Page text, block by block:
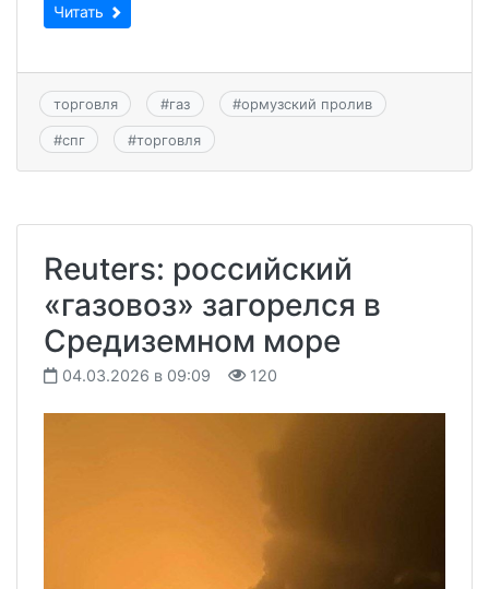
Читать
торговля #газ #ормузский пролив
#спг #торговля
Reuters: российский
«газовоз» загорелся в
Средиземном море
04.03.2026 в 09:09 120